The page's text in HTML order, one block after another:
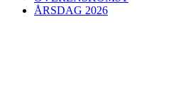
ÅRSDAG 2026